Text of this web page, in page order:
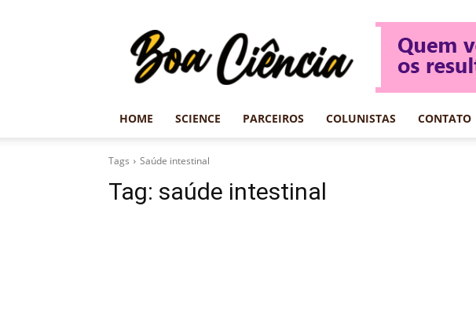
Revista
Boa
Ciência
HOME SCIENCE PARCEIROS COLUNISTAS CONTATO
Tags Saúde intestinal
Tag: saúde intestinal